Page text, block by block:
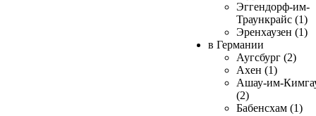
Эггендорф-им-
Траункрайс (1)
Эренхаузен (1)
в Германии
Аугсбург (2)
Ахен (1)
Ашау-им-
(2)
Бабенсхам (1)